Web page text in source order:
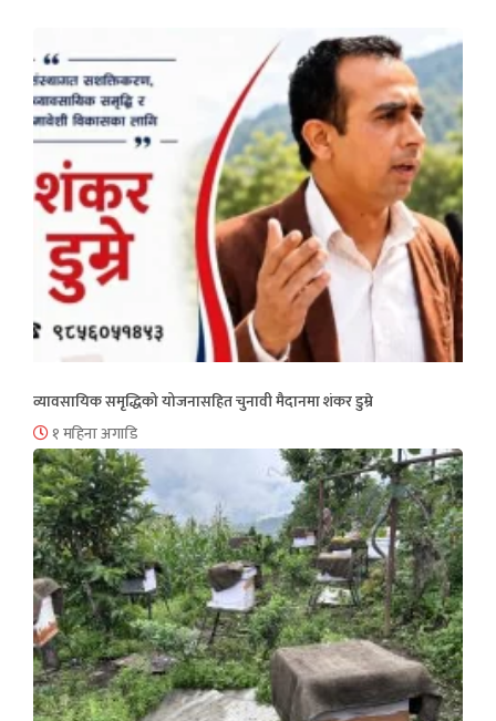
व्यावसायिक समृद्धिको योजनासहित चुनावी मैदानमा शंकर डुम्रे
१ महिना अगाडि